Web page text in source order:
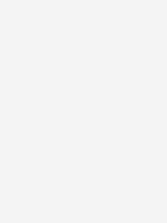
касается каждого